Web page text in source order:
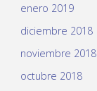
enero 2019
diciembre 2018
noviembre 2018
octubre 2018